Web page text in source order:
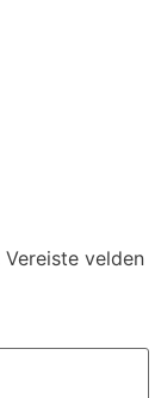
Vereiste velden